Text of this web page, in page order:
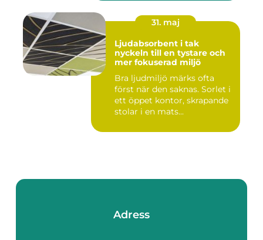
31. maj
Ljudabsorbent i tak
nyckeln till en tystare och
mer fokuserad miljö
Bra ljudmiljö märks ofta
först när den saknas. Sorlet i
ett öppet kontor, skrapande
stolar i en mats...
Adress